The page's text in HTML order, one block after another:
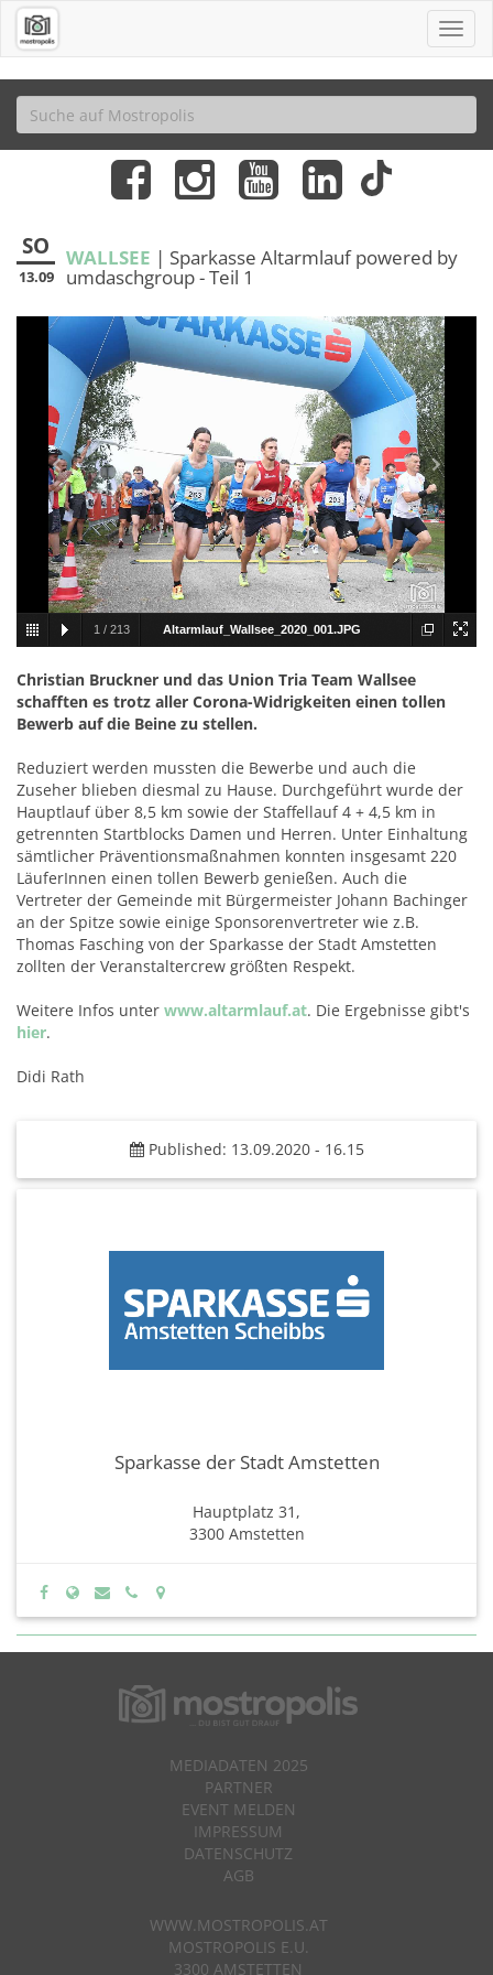
SO
13.09
WALLSEE | Sparkasse Altarmlauf powered by
umdaschgroup - Teil 1
1 / 213 Altarmlauf_Wallsee_2020_001.JPG
Christian Bruckner und das Union Tria Team Wallsee
schafften es trotz aller Corona-Widrigkeiten einen tollen
Bewerb auf die Beine zu stellen.
Reduziert werden mussten die Bewerbe und auch die
Zuseher blieben diesmal zu Hause. Durchgeführt wurde der
Hauptlauf über 8,5 km sowie der Staffellauf 4 + 4,5 km in
getrennten Startblocks Damen und Herren. Unter Einhaltung
sämtlicher Präventionsmaßnahmen konnten insgesamt 220
LäuferInnen einen tollen Bewerb genießen. Auch die
Vertreter der Gemeinde mit Bürgermeister Johann Bachinger
an der Spitze sowie einige Sponsorenvertreter wie z.B.
Thomas Fasching von der Sparkasse der Stadt Amstetten
zollten der Veranstaltercrew größten Respekt.
Weitere Infos unter www.altarmlauf.at. Die Ergebnisse gibt's
hier.
Didi Rath
Published: 13.09.2020 - 16.15
Sparkasse der Stadt Amstetten
Hauptplatz 31,
3300 Amstetten
MEDIADATEN 2025
PARTNER
EVENT MELDEN
IMPRESSUM
DATENSCHUTZ
AGB
WWW.MOSTROPOLIS.AT
MOSTROPOLIS E.U.
3300 AMSTETTEN